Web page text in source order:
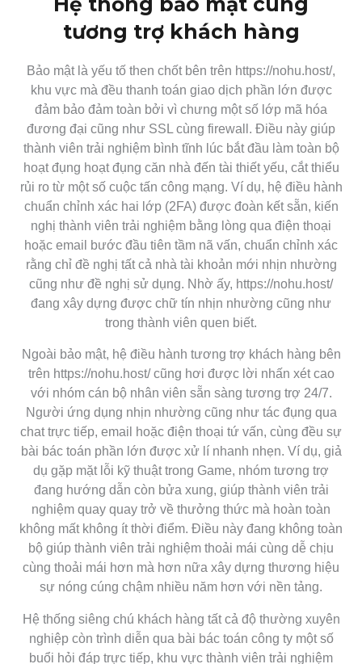
tương trợ khách hàng
Bảo mật là yếu tố then chốt bên trên https://nohu.host/,
khu vực mà đều thanh toán giao dịch phần lớn được
đảm bảo đảm toàn bởi vì chưng một số lớp mã hóa
đương đại cũng như SSL cùng firewall. Điều này giúp
thành viên trải nghiệm bình tĩnh lúc bắt đầu làm toàn bộ
hoạt đụng hoạt đụng căn nhà đến tài thiết yếu, cắt thiểu
rủi ro từ một số cuộc tấn công mạng. Ví dụ, hệ điều hành
chuẩn chỉnh xác hai lớp (2FA) được đoàn kết sẵn, kiến
nghị thành viên trải nghiệm bằng lòng qua điện thoại
hoặc email bước đầu tiên tầm nã vấn, chuẩn chỉnh xác
rằng chỉ đề nghị tất cả nhà tài khoản mới nhịn nhường
cũng như đề nghị sử dụng. Nhờ ấy, https://nohu.host/
đang xây dựng được chữ tín nhịn nhường cũng như
trong thành viên quen biết.
Ngoài bảo mật, hệ điều hành tương trợ khách hàng bên
trên https://nohu.host/ cũng hơi được lời nhấn xét cao
với nhóm cán bộ nhân viên sẵn sàng tương trợ 24/7.
Người ứng dụng nhịn nhường cũng như tác đụng qua
chat trực tiếp, email hoặc điện thoại tứ vấn, cùng đều sự
bài bác toán phần lớn được xử lí nhanh nhẹn. Ví dụ, giả
dụ gặp mặt lỗi kỹ thuật trong Game, nhóm tương trợ
đang hướng dẫn còn bửa xung, giúp thành viên trải
nghiệm quay quay trở về thưởng thức mà hoàn toàn
không mất không ít thời điểm. Điều này đang không toàn
bộ giúp thành viên trải nghiệm thoải mái cùng dễ chịu
cùng thoải mái hơn mà hơn nữa xây dựng thương hiệu
sự nóng cúng chậm nhiều năm hơn với nền tảng.
Hệ thống siêng chú khách hàng tất cả độ thường xuyên
nghiệp còn trình diễn qua bài bác toán công ty một số
buổi hỏi đáp trực tiếp, khu vực thành viên trải nghiệm